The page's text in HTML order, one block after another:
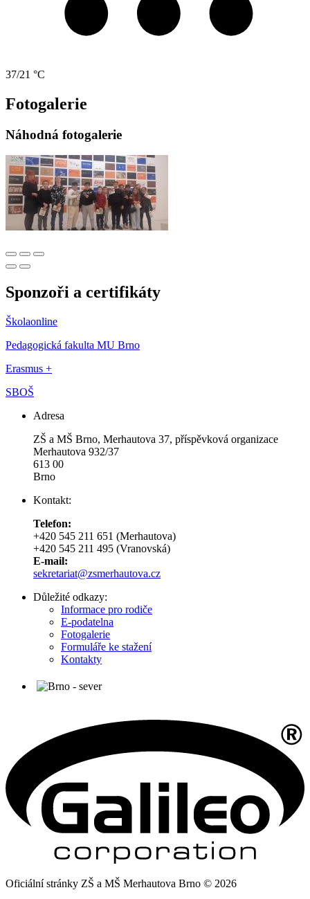
37/21 °C
Fotogalerie
Náhodná fotogalerie
Sponzoři a certifikáty
Školaonline
Pedagogická fakulta MU Brno
Erasmus +
SBOŠ
Adresa
ZŠ a MŠ Brno, Merhautova 37, příspěvková organizace
Merhautova 932/37
613 00
Brno
Kontakt:
Telefon:
+420 545 211 651 (Merhautova)
+420 545 211 495 (Vranovská)
E-mail:
sekretariat@zsmerhautova.cz
Důležité odkazy:
Informace pro rodiče
E-podatelna
Fotogalerie
Formuláře ke stažení
Kontakty
Oficiální stránky ZŠ a MŠ Merhautova Brno © 2026